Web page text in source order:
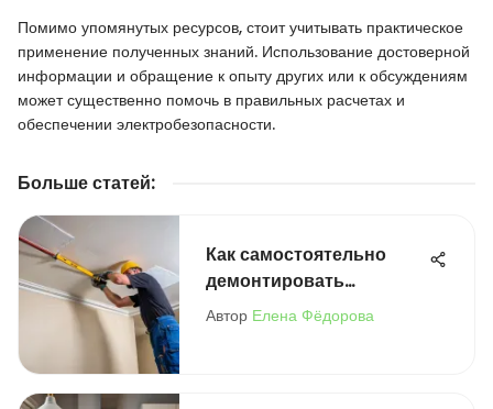
Помимо упомянутых ресурсов, стоит учитывать практическое
применение полученных знаний. Использование достоверной
информации и обращение к опыту других или к обсуждениям
может существенно помочь в правильных расчетах и
обеспечении электробезопасности.
Больше статей:
Как самостоятельно
демонтировать
натяжной потолок
Автор Елена Фёдорова